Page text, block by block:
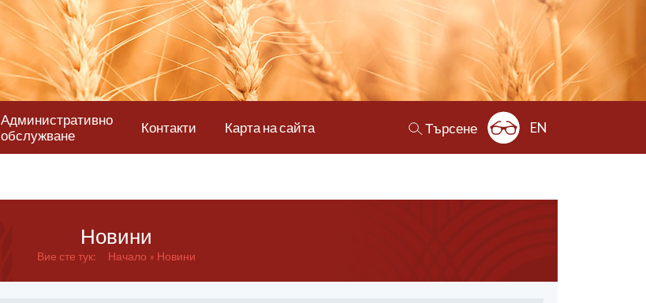
Административно
обслужване
Контакти Карта на сайта Търсене EN
Новини
Вие сте тук: Начало Новини